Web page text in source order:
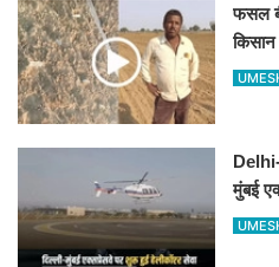
फसल
किसान
500-
मुंबई